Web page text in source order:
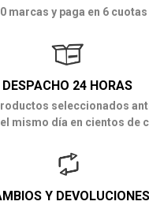
marcas y paga en 6
DESPACHO 24 HORAS
seleccionados
mismo día en cientos de
Y DEVOLUCIONES